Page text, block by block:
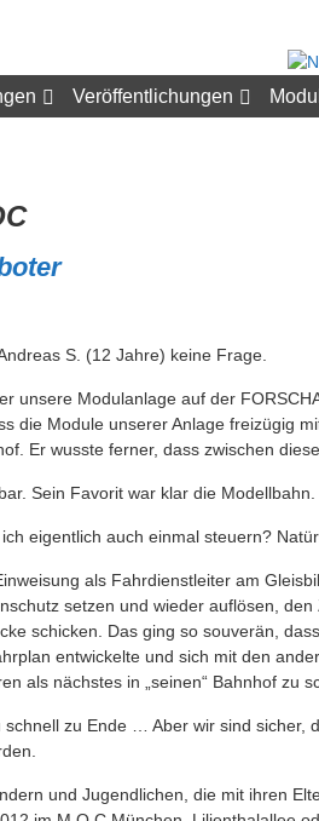
Veröffentlichungen
S. (12 Jahre) keine Frage.
unsere Modulanlage auf der
die Module unserer Anlage freizügig
Er wusste ferner, dass zwischen
Sein Favorit war klar die Modellbahn.
eigentlich auch einmal steuern?
als Fahrdienstleiter am
setzen und wieder auflösen,
schicken. Das ging so souverän,
entwickelte und sich mit den
als nächstes in „seinen“ Bahnhof zu
zu Ende … Aber wir sind sicher,
und Jugendlichen, die mit ihren